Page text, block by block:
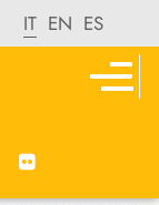
IT EN ES